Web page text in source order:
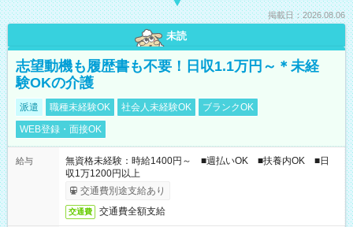
掲載日：2026.08.06
未読
志望動機も履歴書も不要！日収1.1万円～＊未経
験OKの介護
派遣 職種未経験OK 社会人未経験OK
ブランクOK
WEB登録・面接OK
給与
無資格未経験：時給1400円～ ■週払いOK ■扶養内OK ■日
収1万1200円以上
交通費別途支給あり
交通費 交通費全額支給